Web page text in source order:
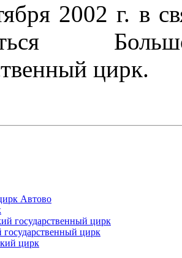
2002 г. в
цирк.
Автово
государственный цирк
государственный цирк
цирк